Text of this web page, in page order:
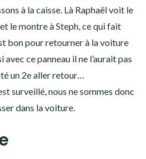
à la caisse. Là Raphaël voit le
le montre à Steph, ce qui fait
bon pour retourner à la voiture
ce panneau il ne l’aurait pas
un 2e aller retour…
surveillé, nous ne sommes donc
dans la voiture.